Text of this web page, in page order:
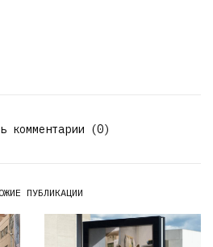
комментарии (0)
ПУБЛИКАЦИИ